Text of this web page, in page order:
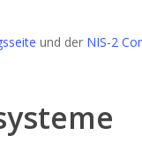
und der NIS-2